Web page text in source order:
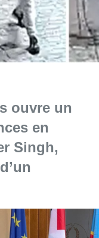
ouvre un
en
Singh,